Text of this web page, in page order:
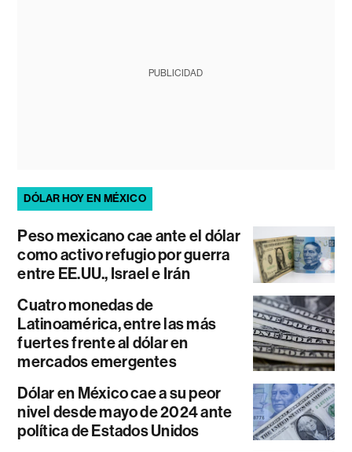
PUBLICIDAD
DÓLAR HOY EN MÉXICO
Peso mexicano cae ante el dólar
como activo refugio por guerra
entre EE.UU., Israel e Irán
Cuatro monedas de
Latinoamérica, entre las más
fuertes frente al dólar en
mercados emergentes
Dólar en México cae a su peor
nivel desde mayo de 2024 ante
política de Estados Unidos